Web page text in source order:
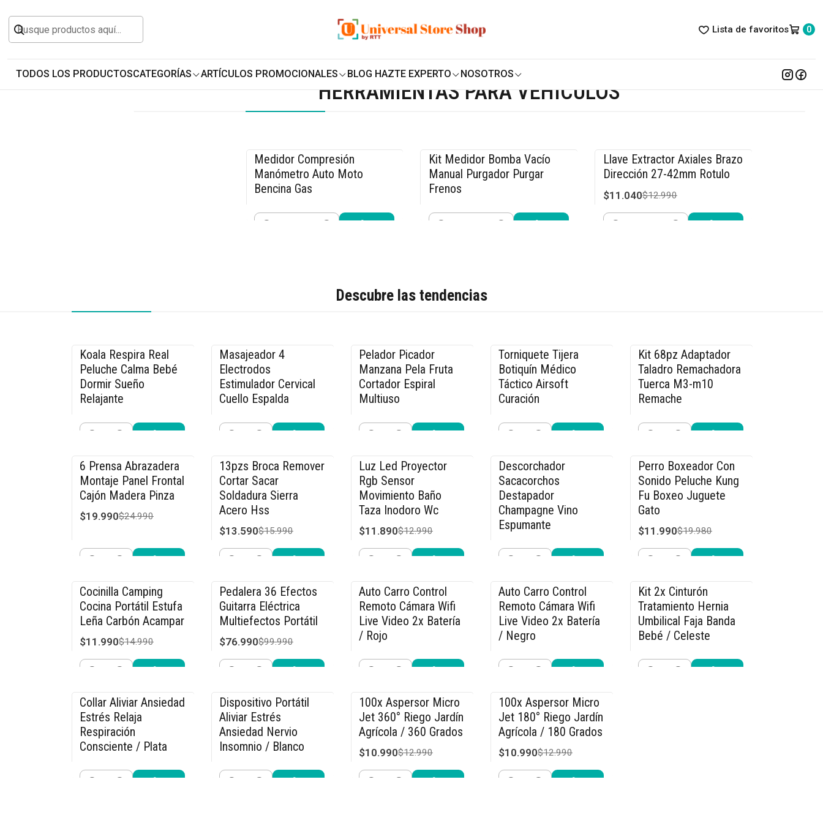
Lista de favoritos 0
TODOS LOS PRODUCTOSCATEGORÍAS ARTÍCULOS PROMOCIONALES BLOG HAZTE EXPERTO NOSOTROS
Inicio Accesorios para Vehículos Herramientas para Vehículos
HERRAMIENTAS PARA VEHÍCULOS
-15% OFF
Medidor Compresión
Manómetro Auto Moto
Bencina Gas
$25.490$29.990
-15% OFF
Kit Medidor Bomba Vacío
Manual Purgador Purgar
Frenos
$25.490$29.990
-15% OFF
Llave Extractor Axiales Brazo
Dirección 27-42mm Rotulo
$11.040$12.990
Descubre las tendencias
-26% OFF
Koala Respira Real
Peluche Calma Bebé
Dormir Sueño
Relajante
$19.990$26.990
-33% OFF
Masajeador 4
Electrodos
Estimulador Cervical
Cuello Espalda
$26.990$39.990
-20% OFF
Pelador Picador
Manzana Pela Fruta
Cortador Espiral
Multiuso
$23.990$29.990
-17% OFF
Torniquete Tijera
Botiquín Médico
Táctico Airsoft
Curación
$9.990$11.990
-14% OFF
Kit 68pz Adaptador
Taladro Remachadora
Tuerca M3-m10
Remache
$29.990$34.990
-20% OFF
6 Prensa Abrazadera
Montaje Panel Frontal
Cajón Madera Pinza
$19.990$24.990
-15% OFF
13pzs Broca Remover
Cortar Sacar
Soldadura Sierra
Acero Hss
$13.590$15.990
-8% OFF
Luz Led Proyector
Rgb Sensor
Movimiento Baño
Taza Inodoro Wc
$11.890$12.990
-15% OFF
Descorchador
Sacacorchos
Destapador
Champagne Vino
Espumante
$21.240$24.990
-40% OFF
Perro Boxeador Con
Sonido Peluche Kung
Fu Boxeo Juguete
Gato
$11.990$19.980
-20% OFF
Cocinilla Camping
Cocina Portátil Estufa
Leña Carbón Acampar
$11.990$14.990
-23% OFF
Pedalera 36 Efectos
Guitarra Eléctrica
Multiefectos Portátil
$76.990$99.990
-36% OFF
Auto Carro Control
Remoto Cámara Wifi
Live Video 2x Batería
/ Rojo
$31.990$49.990
-36% OFF
Auto Carro Control
Remoto Cámara Wifi
Live Video 2x Batería
/ Negro
$31.990$49.990
-15% OFF
Kit 2x Cinturón
Tratamiento Hernia
Umbilical Faja Banda
Bebé / Celeste
$25.490$29.990
-15% OFF
Collar Aliviar Ansiedad
Estrés Relaja
Respiración
Consciente / Plata
$11.040$12.990
-27% OFF
Dispositivo Portátil
Aliviar Estrés
Ansiedad Nervio
Insomnio / Blanco
$21.990$29.990
-15% OFF
100x Aspersor Micro
Jet 360° Riego Jardín
Agrícola / 360 Grados
$10.990$12.990
-15% OFF
100x Aspersor Micro
Jet 180° Riego Jardín
Agrícola / 180 Grados
$10.990$12.990